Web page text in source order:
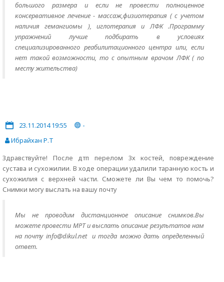
большого размера и если не провести полноценное
консервативное лечение - массаж,физиотерапия ( с учетом
наличия гемангиомы ), иглотерапия и ЛФК .Программу
упражнений лучше подбирать в условиях
специализированного реабилитационного центра или, если
нет такой возможности, то с опытным врачом ЛФК ( по
месту жительства)
23.11.2014 19:55
-
Ибрайхан Р.Т
Здравствуйте! После дтп перелом 3х костей, повреждение
сустава и сухожилии. В ходе операции удалили таранную кость и
сухожилия с верхней части. Сможете ли Вы чем то помочь?
Снимки могу выслать на вашу почту
Мы не проводим дистанционное описание снимков.Вы
можете провести МРТ и выслать описание результатов нам
на почту info@dikul.net и тогда можно дать определенный
ответ.